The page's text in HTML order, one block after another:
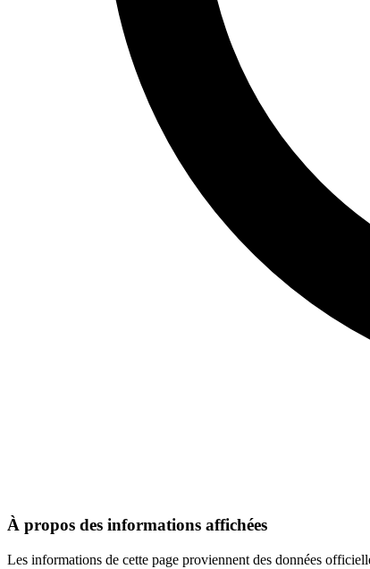
À propos des informations affichées
Les informations de cette page proviennent des données